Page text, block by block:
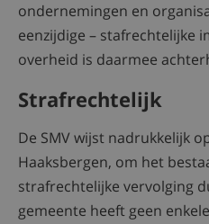
ondernemingen en
eenzijdige – stafrechtelijke
overheid is daarmee
Strafrechtelijk
De SMV wijst nadrukkelijk
Haaksbergen, om het
strafrechtelijke vervolging
gemeente heeft geen